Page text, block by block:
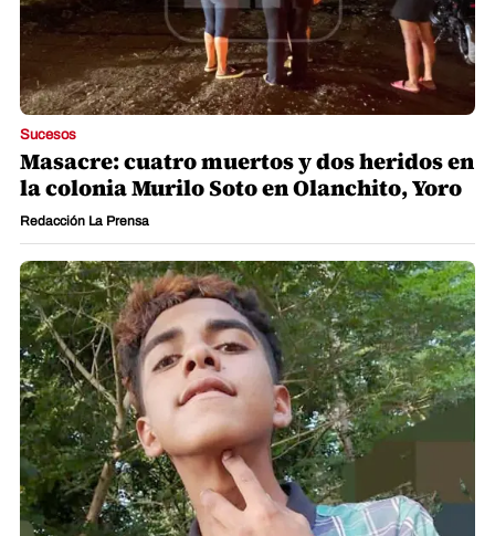
Sucesos
Masacre: cuatro muertos y dos heridos en
la colonia Murilo Soto en Olanchito, Yoro
Redacción La Prensa